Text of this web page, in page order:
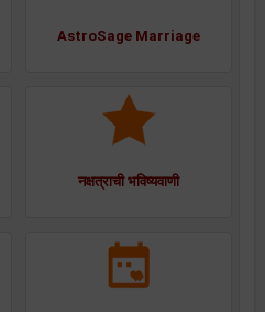
AstroSage Marriage
नक्षत्राची भविष्यवाणी